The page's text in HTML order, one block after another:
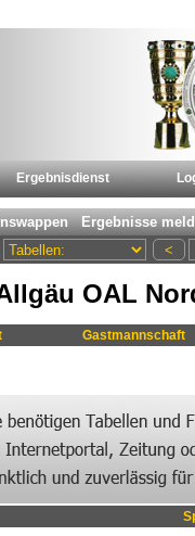
Ergebnisdienst
OAL
Gastmannschaft